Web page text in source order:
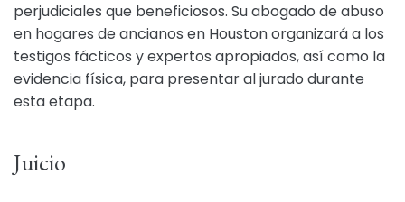
perjudiciales que beneficiosos. Su abogado de abuso
en hogares de ancianos en Houston organizará a los
testigos fácticos y expertos apropiados, así como la
evidencia física, para presentar al jurado durante
esta etapa.
Juicio